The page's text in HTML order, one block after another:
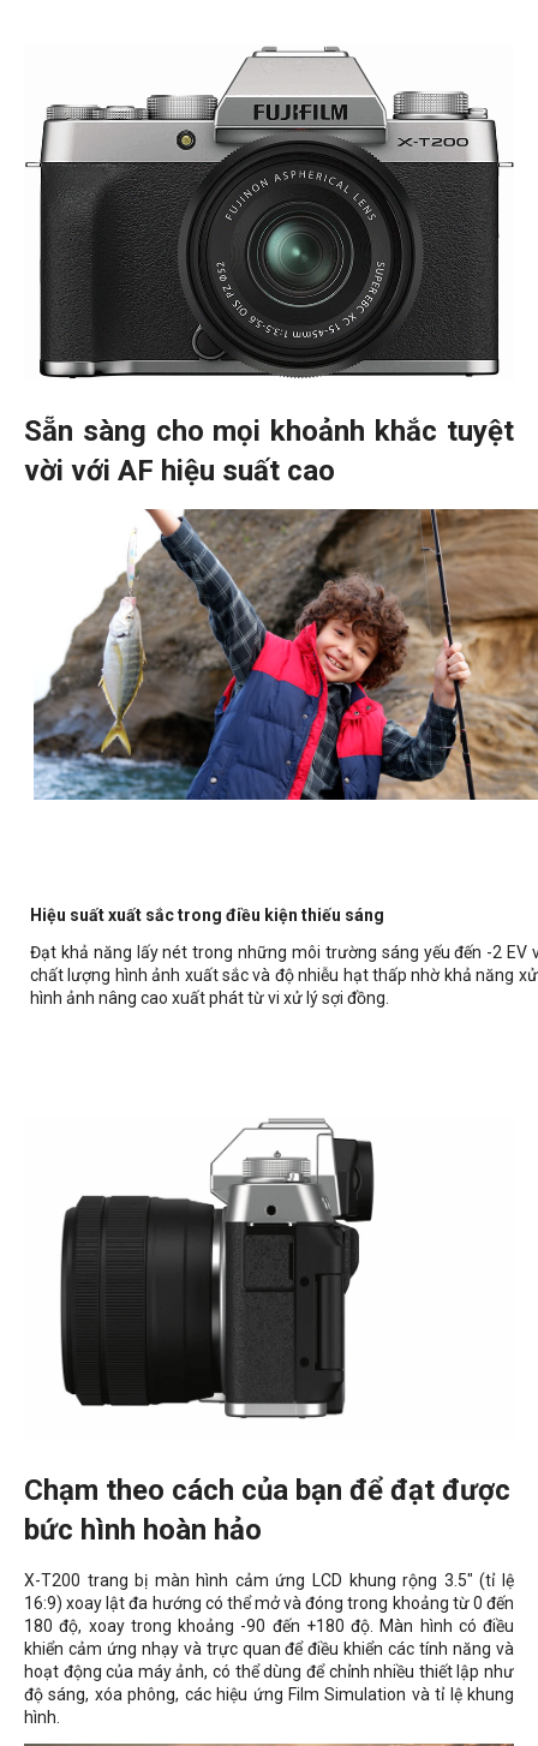
Sẵn sàng cho mọi khoảnh khắc tuyệt
vời với AF hiệu suất cao
Hiệu suất xuất sắc trong điều kiện thiếu sáng
Đạt khả năng lấy nét trong những môi trường sáng yếu đến -2 EV
chất lượng hình ảnh xuất sắc và độ nhiễu hạt thấp nhờ khả năng
hình ảnh nâng cao xuất phát từ vi xử lý sợi đồng.
Chạm theo cách của bạn để đạt được
bức hình hoàn hảo
X-T200 trang bị màn hình cảm ứng LCD khung rộng 3.5" (tỉ lệ
16:9) xoay lật đa hướng có thể mở và đóng trong khoảng từ 0 đến
180 độ, xoay trong khoảng -90 đến +180 độ. Màn hình có điều
khiển cảm ứng nhạy và trực quan để điều khiển các tính năng và
hoạt động của máy ảnh, có thể dùng để chỉnh nhiều thiết lập như
độ sáng, xóa phông, các hiệu ứng Film Simulation và tỉ lệ khung
hình.